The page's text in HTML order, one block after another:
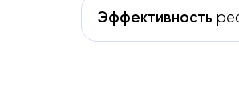
Эффективность